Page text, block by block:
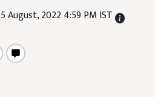
August, 2022 4:59 PM IST